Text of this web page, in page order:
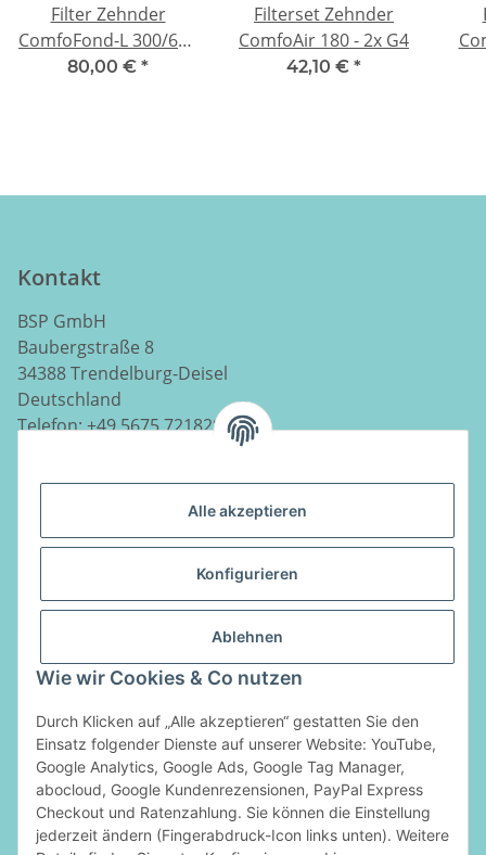
Alle akzeptieren
Konfigurieren
Ablehnen
Wie wir Cookies & Co nutzen
Durch Klicken auf „Alle akzeptieren“ gestatten Sie den
Einsatz folgender Dienste auf unserer Website: YouTube,
Google Analytics, Google Ads, Google Tag Manager,
abocloud, Google Kundenrezensionen, PayPal Express
Checkout und Ratenzahlung. Sie können die Einstellung
jederzeit ändern (Fingerabdruck-Icon links unten). Weitere
Filter Zehnder
ComfoFond-L 300/600
- G4
80,00 € *
Filterset Zehnder
ComfoAir 180 - 2x G4
42,10 € *
Kontakt
BSP GmbH
Baubergstraße 8
34388 Trendelburg-Deisel
Deutschland
Telefon:+49 5675 7218290
Informationen
Gesetzliche Informationen
Zahlungsarten